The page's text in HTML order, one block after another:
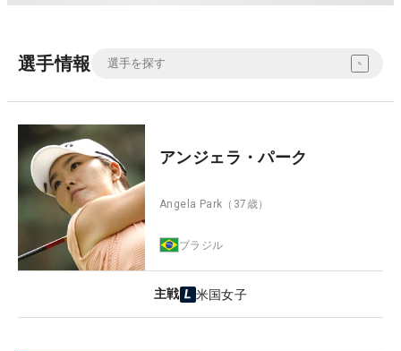
選手情報
アンジェラ・パーク
Angela Park （37歳）
ブラジル
主戦 米国女子